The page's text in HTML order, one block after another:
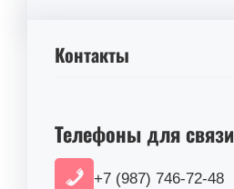
Контакты
Телефоны для связи
+7 (987) 746-72-48